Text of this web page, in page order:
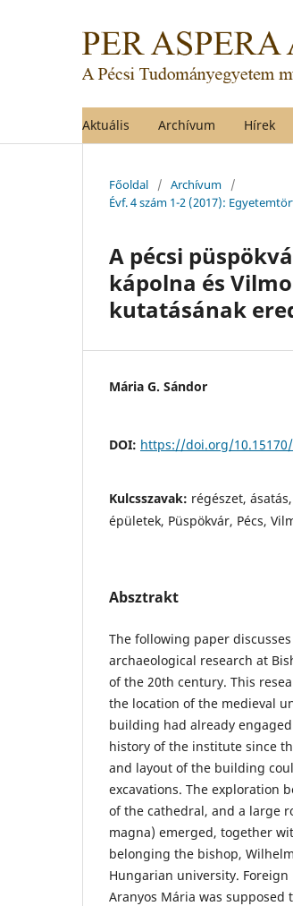
Aktuális Archívum Hírek
Főoldal / Archívum
/
Évf. 4 szám 1-2 (2017):
A pécsi
kápolna és
kutatásának
Mária G. Sándor
DOI: https://doi.org/10.15170/
Kulcsszavak: régészet,
épületek, Püspökvár, Pécs,
Absztrakt
The following paper
archaeological research at
of the 20th century. This
the location of the medieval
building had already
history of the institute since
and layout of the building
excavations. The exploration
of the cathedral, and a large
magna) emerged, together
belonging the bishop,
Hungarian university.
Aranyos Mária was supposed